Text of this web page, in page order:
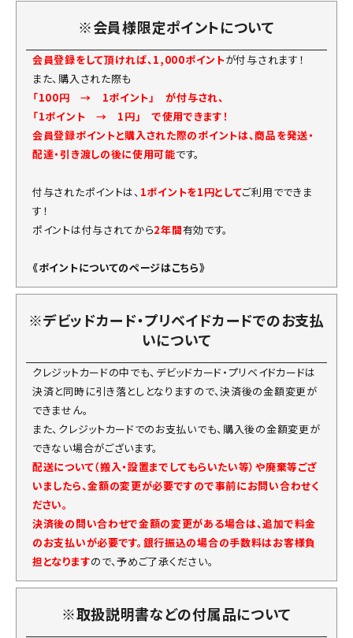
※会員様限定ポイントについて
会員登録をして頂ければ、1,000ポイントが付与されます！
また、購入された際も
「100円 → 1ポイント」 が付与され、
「1ポイント → 1円」 で使用できます！
会員登録ポイントと購入された際のポイントは、商品を発送・
配達・引き渡しの後に使用可能です。
付与されたポイントは、 1ポイントを1円としてご利用でできま
す！
ポイントは付与されてから2年間有効です。
《ポイントについてのページはこちら》
※デビッドカード・プリベイドカードでのお支払
いについて
クレジットカードの中でも、デビッドカード・プリベイドカードは
決済と同時に引き落としとなりますので、決済後の金額変更が
できません。
また、クレジットカードでのお支払いでも、購入後の金額変更が
できない場合がございます。
配送について（搬入・設置までしてもらいたい等）や廃棄等ござ
いましたら、金額の変更が必要ですので事前にお問い合わせく
ださい。
決済後の問い合わせで金額の変更がある場合は、追加で料金
のお支払いが必要です。銀行振込の場合の手数料はお客様負
担となりますので、予めご了承ください。
※取扱説明書などの付属品について